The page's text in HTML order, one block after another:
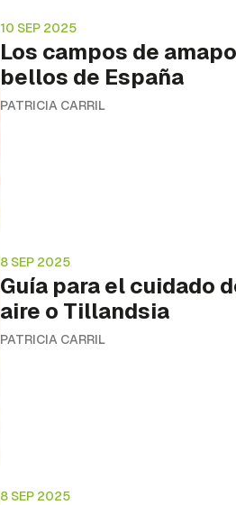
10 SEP 2025
Los campos de
bellos de España
PATRICIA CARRIL
8 SEP 2025
Guía para el cuidado
aire o Tillandsia
PATRICIA CARRIL
8 SEP 2025